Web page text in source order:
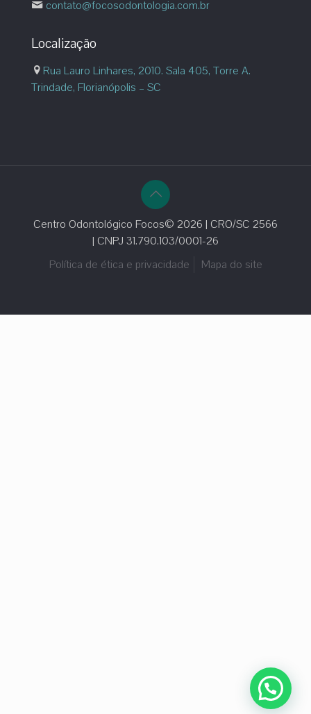
contato@focosodontologia.com.br
Localização
Rua Lauro Linhares, 2010. Sala 405, Torre A.
Trindade, Florianópolis – SC
Centro Odontológico Focos© 2026 | CRO/SC 2566
| CNPJ 31.790.103/0001-26
Política de ética e privacidade
Mapa do site